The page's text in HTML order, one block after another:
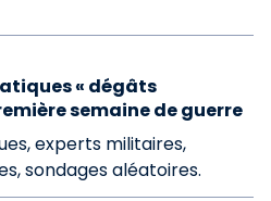
« dégâts
semaine de guerre
experts militaires,
sondages aléatoires.